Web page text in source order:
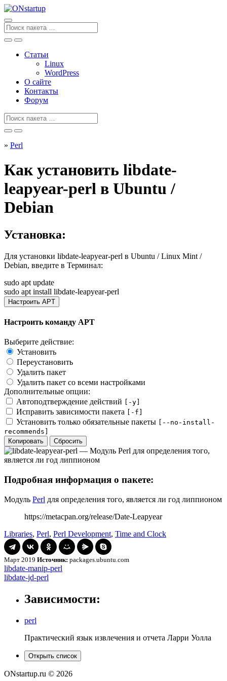
Перейти
к
содержанию
Поиск
для
Статьи
Linux
WordPress
О сайте
Контакты
Форум
Поиск
для
» Perl
Как установить libdate-
leapyear-perl в Ubuntu /
Debian
Установка:
Для установки libdate-leapyear-perl в Ubuntu / Linux Mint /
Debian, введите в Терминал:
sudo apt update
sudo apt install libdate-leapyear-perl
Настроить APT
Настроить команду APT
Выберите действие:
Установить
Переустановить
Удалить пакет
Удалить пакет со всеми настройками
Дополнительные опции:
Автоподтверждение действий
[-y]
Исправить зависимости пакета [-f]
Установить только обязательные пакеты
[--no-install-
recommends]
Копировать
Сбросить
Подробная информация о пакете:
Модуль Perl для определения того, является ли год липпионом
https://metacpan.org/release/Date-Leapyear
Libraries, Perl, Perl Development, Time and Clock
Март 2019 Источник: packages.ubuntu.com
Навигация
по
записям
libdate-
manip-
libdate-manip-perl
libdate-
libdate-jd-perl
Зависимости:
perl
Практический язык извлечения и отчета Ларри Уолла
Открыть список
ONstartup.ru © 2026